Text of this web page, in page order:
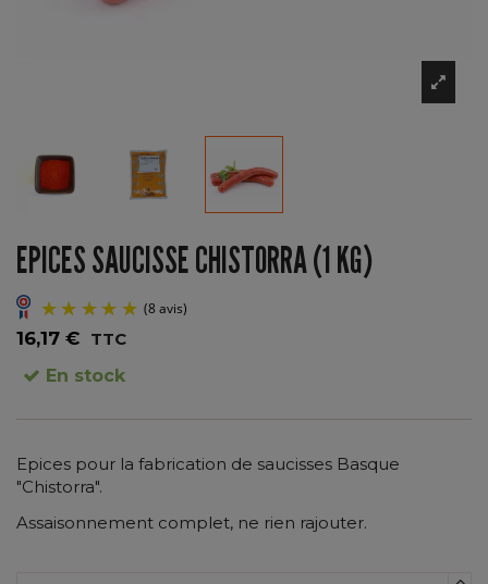
EPICES SAUCISSE CHISTORRA (1 KG)
(8 avis)
16,17 € TTC
En stock
Epices pour la fabrication de saucisses Basque
"Chistorra".
Assaisonnement complet, ne rien rajouter.